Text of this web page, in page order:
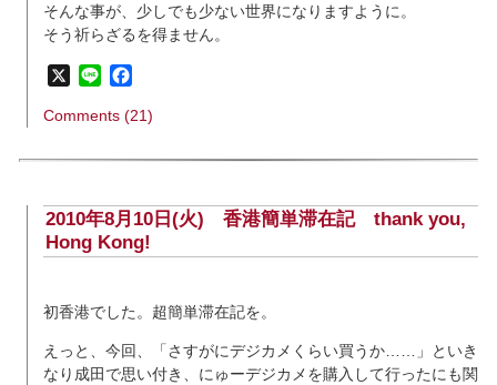
そんな事が、少しでも少ない世界になりますように。
そう祈らざるを得ません。
X Line
Comments (21)
2010年8月10日(火) 香港簡単滞在記 thank you,
Hong Kong!
初香港でした。超簡単滞在記を。
えっと、今回、「さすがにデジカメくらい買うか……」といき
なり成田で思い付き、にゅーデジカメを購入して行ったにも関